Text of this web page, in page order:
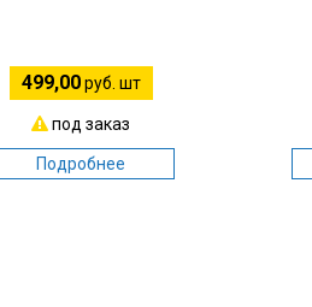
499,00руб. шт
под заказ
Подробнее